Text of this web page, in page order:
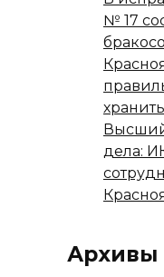
№ 17
дела:
Архивы